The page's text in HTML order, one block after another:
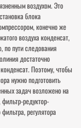
воздухом. Это
блока
конечно же
воздуха конденсат,
по пути следования
достаточно
Поэтому, чтобы
нужно подготовить
задач возложено на
редуктор-
регулятора